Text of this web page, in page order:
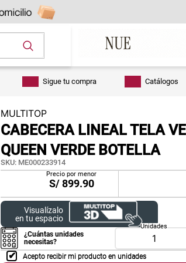
Sigue tu compra Catálogos
MULTITOP
CABECERA LINEAL TELA
QUEEN VERDE BOTELLA
SKU: ME000233914
Precio por menor
S/899.90
Visualízalo
en tu espacio
¿Cuántas unidades
necesitas?
Unidades
Acepto recibir mi producto en unidades